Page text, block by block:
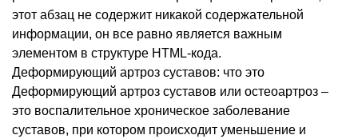
этот абзац не содержит никакой содержательной
информации, он все равно является важным
элементом в структуре HTML-кода.
Деформирующий артроз суставов: что это
Деформирующий артроз суставов или остеоартроз –
это воспалительное хроническое заболевание
суставов, при котором происходит уменьшение и